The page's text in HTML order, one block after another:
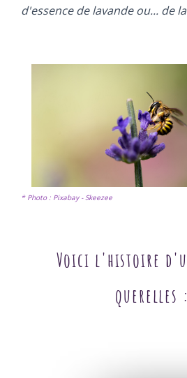
d'essence de lavande ou... de
* Photo : Pixabay - Skeezee
Voici l'histoire
querelles :